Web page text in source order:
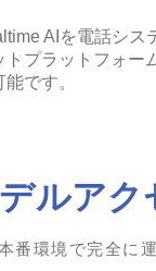
AIを電話シス
プラットフォー
です。
ルア
環境で完全に